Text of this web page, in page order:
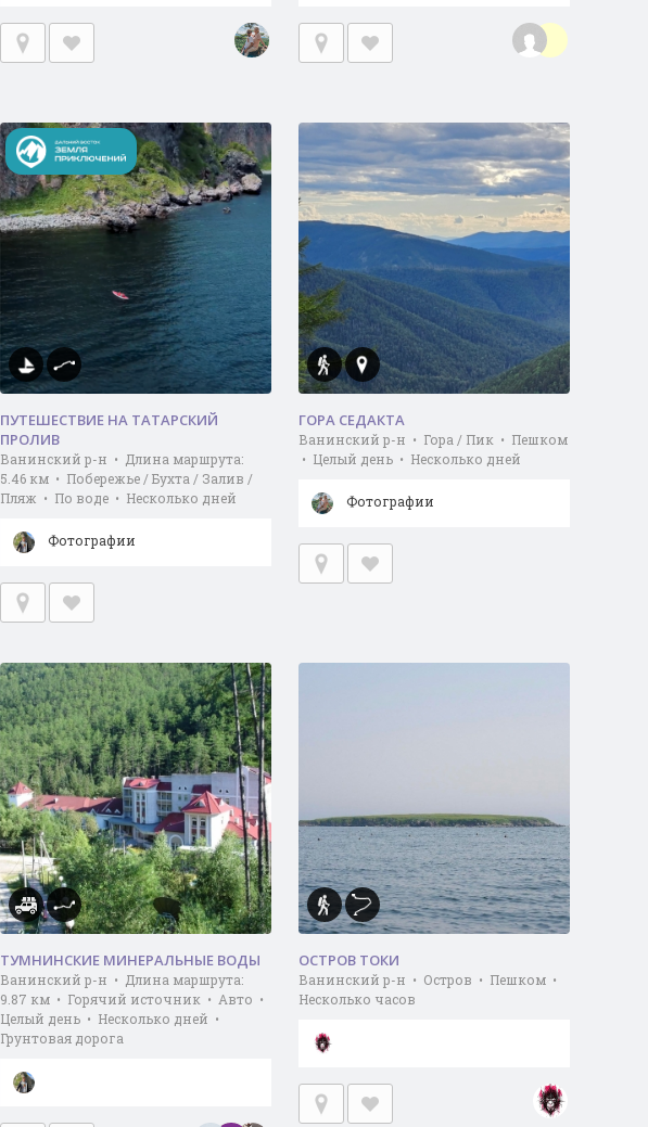
ПУТЕШЕСТВИЕ НА ТАТАРСКИЙ
ПРОЛИВ
Ванинский р-н • Длина маршрута:
5.46 км • Побережье / Бухта / Залив /
Пляж • По воде • Несколько дней
Фотографии
ГОРА СЕДАКТА
Ванинский р-н • Гора / Пик • Пешком
• Целый день • Несколько дней
Фотографии
ТУМНИНСКИЕ МИНЕРАЛЬНЫЕ ВОДЫ
Ванинский р-н • Длина маршрута:
9.87 км • Горячий источник • Авто •
Целый день • Несколько дней •
Грунтовая дорога
ОСТРОВ ТОКИ
Ванинский р-н • Остров • Пешком •
Несколько часов